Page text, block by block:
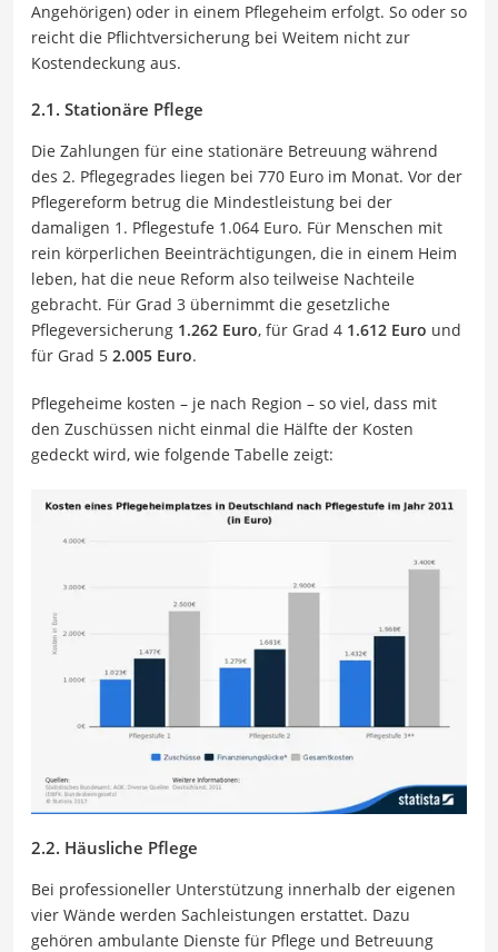
Angehörigen) oder in einem Pflegeheim erfolgt. So oder so
reicht die Pflichtversicherung bei Weitem nicht zur
Kostendeckung aus.
2.1. Stationäre Pflege
Die Zahlungen für eine stationäre Betreuung während
des 2. Pflegegrades liegen bei 770 Euro im Monat. Vor der
Pflegereform betrug die Mindestleistung bei der
damaligen 1. Pflegestufe 1.064 Euro. Für Menschen mit
rein körperlichen Beeinträchtigungen, die in einem Heim
leben, hat die neue Reform also teilweise Nachteile
gebracht. Für Grad 3 übernimmt die gesetzliche
Pflegeversicherung 1.262 Euro, für Grad 4 1.612 Euro und
für Grad 5 2.005 Euro.
Pflegeheime kosten – je nach Region – so viel, dass mit
den Zuschüssen nicht einmal die Hälfte der Kosten
gedeckt wird, wie folgende Tabelle zeigt:
2.2. Häusliche Pflege
Bei professioneller Unterstützung innerhalb der eigenen
vier Wände werden Sachleistungen erstattet. Dazu
gehören ambulante Dienste für Pflege und Betreuung